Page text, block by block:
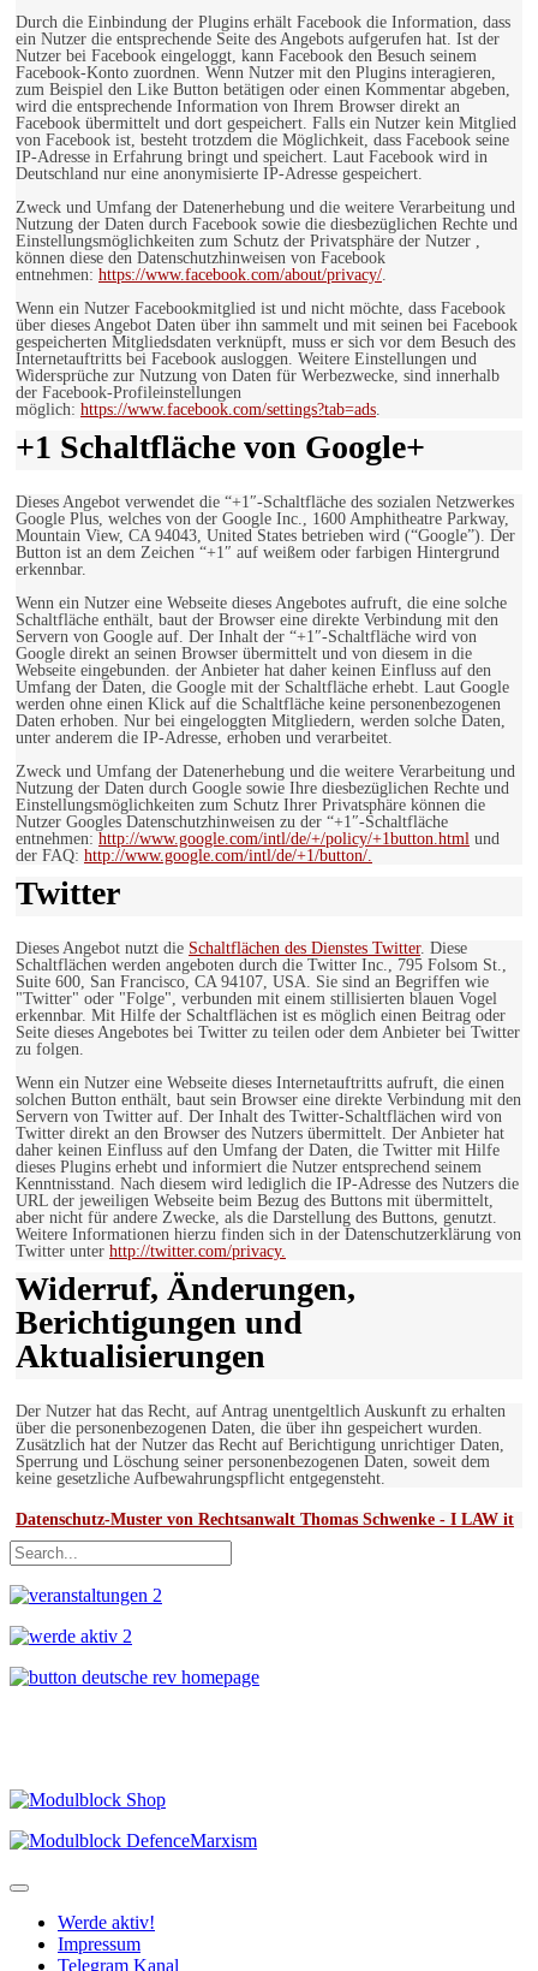
Durch die Einbindung der Plugins erhält Facebook die Information, dass
ein Nutzer die entsprechende Seite des Angebots aufgerufen hat. Ist der
Nutzer bei Facebook eingeloggt, kann Facebook den Besuch seinem
Facebook-Konto zuordnen. Wenn Nutzer mit den Plugins interagieren,
zum Beispiel den Like Button betätigen oder einen Kommentar abgeben,
wird die entsprechende Information von Ihrem Browser direkt an
Facebook übermittelt und dort gespeichert. Falls ein Nutzer kein Mitglied
von Facebook ist, besteht trotzdem die Möglichkeit, dass Facebook seine
IP-Adresse in Erfahrung bringt und speichert. Laut Facebook wird in
Deutschland nur eine anonymisierte IP-Adresse gespeichert.
Zweck und Umfang der Datenerhebung und die weitere Verarbeitung und
Nutzung der Daten durch Facebook sowie die diesbezüglichen Rechte und
Einstellungsmöglichkeiten zum Schutz der Privatsphäre der Nutzer ,
können diese den Datenschutzhinweisen von Facebook
entnehmen: https://www.facebook.com/about/privacy/.
Wenn ein Nutzer Facebookmitglied ist und nicht möchte, dass Facebook
über dieses Angebot Daten über ihn sammelt und mit seinen bei Facebook
gespeicherten Mitgliedsdaten verknüpft, muss er sich vor dem Besuch des
Internetauftritts bei Facebook ausloggen. Weitere Einstellungen und
Widersprüche zur Nutzung von Daten für Werbezwecke, sind innerhalb
der Facebook-Profileinstellungen
möglich: https://www.facebook.com/settings?tab=ads.
+1 Schaltfläche von Google+
Dieses Angebot verwendet die “+1″-Schaltfläche des sozialen Netzwerkes
Google Plus, welches von der Google Inc., 1600 Amphitheatre Parkway,
Mountain View, CA 94043, United States betrieben wird (“Google”). Der
Button ist an dem Zeichen “+1″ auf weißem oder farbigen Hintergrund
erkennbar.
Wenn ein Nutzer eine Webseite dieses Angebotes aufruft, die eine solche
Schaltfläche enthält, baut der Browser eine direkte Verbindung mit den
Servern von Google auf. Der Inhalt der “+1″-Schaltfläche wird von
Google direkt an seinen Browser übermittelt und von diesem in die
Webseite eingebunden. der Anbieter hat daher keinen Einfluss auf den
Umfang der Daten, die Google mit der Schaltfläche erhebt. Laut Google
werden ohne einen Klick auf die Schaltfläche keine personenbezogenen
Daten erhoben. Nur bei eingeloggten Mitgliedern, werden solche Daten,
unter anderem die IP-Adresse, erhoben und verarbeitet.
Zweck und Umfang der Datenerhebung und die weitere Verarbeitung und
Nutzung der Daten durch Google sowie Ihre diesbezüglichen Rechte und
Einstellungsmöglichkeiten zum Schutz Ihrer Privatsphäre können die
Nutzer Googles Datenschutzhinweisen zu der “+1″-Schaltfläche
entnehmen: http://www.google.com/intl/de/+/policy/+1button.html und
der FAQ: http://www.google.com/intl/de/+1/button/.
Twitter
Dieses Angebot nutzt die Schaltflächen des Dienstes Twitter. Diese
Schaltflächen werden angeboten durch die Twitter Inc., 795 Folsom St.,
Suite 600, San Francisco, CA 94107, USA. Sie sind an Begriffen wie
"Twitter" oder "Folge", verbunden mit einem stillisierten blauen Vogel
erkennbar. Mit Hilfe der Schaltflächen ist es möglich einen Beitrag oder
Seite dieses Angebotes bei Twitter zu teilen oder dem Anbieter bei Twitter
zu folgen.
Wenn ein Nutzer eine Webseite dieses Internetauftritts aufruft, die einen
solchen Button enthält, baut sein Browser eine direkte Verbindung mit den
Servern von Twitter auf. Der Inhalt des Twitter-Schaltflächen wird von
Twitter direkt an den Browser des Nutzers übermittelt. Der Anbieter hat
daher keinen Einfluss auf den Umfang der Daten, die Twitter mit Hilfe
dieses Plugins erhebt und informiert die Nutzer entsprechend seinem
Kenntnisstand. Nach diesem wird lediglich die IP-Adresse des Nutzers die
URL der jeweiligen Webseite beim Bezug des Buttons mit übermittelt,
aber nicht für andere Zwecke, als die Darstellung des Buttons, genutzt.
Weitere Informationen hierzu finden sich in der Datenschutzerklärung von
Twitter unter http://twitter.com/privacy.
Widerruf, Änderungen,
Berichtigungen und
Aktualisierungen
Der Nutzer hat das Recht, auf Antrag unentgeltlich Auskunft zu erhalten
über die personenbezogenen Daten, die über ihn gespeichert wurden.
Zusätzlich hat der Nutzer das Recht auf Berichtigung unrichtiger Daten,
Sperrung und Löschung seiner personenbezogenen Daten, soweit dem
keine gesetzliche Aufbewahrungspflicht entgegensteht.
Datenschutz-Muster von Rechtsanwalt Thomas Schwenke - I LAW it
Werde aktiv!
Impressum
Telegram Kanal